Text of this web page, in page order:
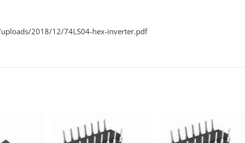
2018/12/74LS04-hex-inverter.pdf